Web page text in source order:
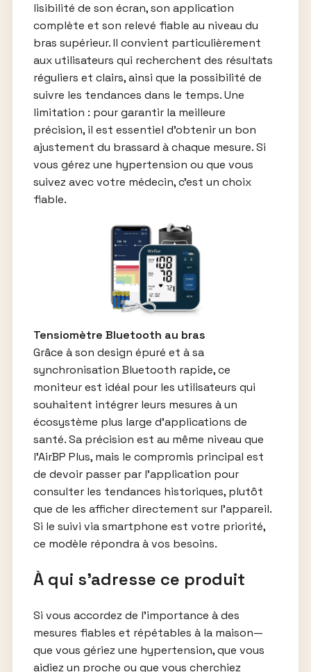
lisibilité de son écran, son application
complète et son relevé fiable au niveau du
bras supérieur. Il convient particulièrement
aux utilisateurs qui recherchent des résultats
réguliers et clairs, ainsi que la possibilité de
suivre les tendances dans le temps. Une
limitation : pour garantir la meilleure
précision, il est essentiel d’obtenir un bon
ajustement du brassard à chaque mesure. Si
vous gérez une hypertension ou que vous
suivez avec votre médecin, c’est un choix
fiable.
Tensiomètre Bluetooth au bras
Grâce à son design épuré et à sa
synchronisation Bluetooth rapide, ce
moniteur est idéal pour les utilisateurs qui
souhaitent intégrer leurs mesures à un
écosystème plus large d’applications de
santé. Sa précision est au même niveau que
l’AirBP Plus, mais le compromis principal est
de devoir passer par l’application pour
consulter les tendances historiques, plutôt
que de les afficher directement sur l’appareil.
Si le suivi via smartphone est votre priorité,
ce modèle répondra à vos besoins.
À qui s’adresse ce produit
Si vous accordez de l’importance à des
mesures fiables et répétables à la maison—
que vous gériez une hypertension, que vous
aidiez un proche ou que vous cherchiez